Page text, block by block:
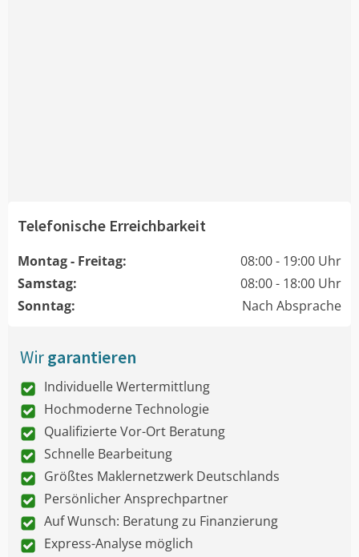
Telefonische Erreichbarkeit
Montag - Freitag:
08:00 - 19:00 Uhr
Samstag:
08:00 - 18:00 Uhr
Sonntag:
Nach Absprache
Wirgarantieren
Individuelle Wertermittlung
Hochmoderne Technologie
Qualifizierte Vor-Ort Beratung
Schnelle Bearbeitung
Größtes Maklernetzwerk Deutschlands
Persönlicher Ansprechpartner
Auf Wunsch: Beratung zu Finanzierung
Express-Analyse möglich